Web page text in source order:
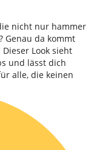
nicht nur hammer
Genau da kommt
Dieser Look sieht
und lässt dich
alle, die keinen